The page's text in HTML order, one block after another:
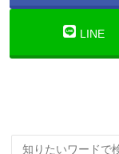
LINE